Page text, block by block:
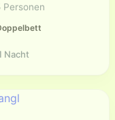
Nacht